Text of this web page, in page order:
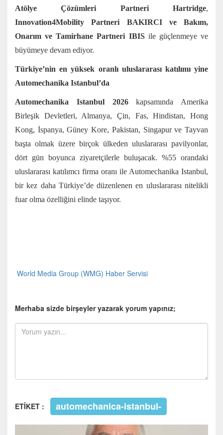
Atölye Çözümleri Partneri Hartridge,
Innovation4Mobility Partneri BAKIRCI ve Bakım,
Onarım ve Tamirhane Partneri IBISile güçlenmeye ve
büyümeye devam ediyor.
Türkiye’nin en yüksek oranlı uluslararası katılımı yine
Automechanika Istanbul’da
Automechanika Istanbul 2026kapsamında Amerika
Birleşik Devletleri, Almanya, Çin, Fas, Hindistan, Hong
Kong, İspanya, Güney Kore, Pakistan, Singapur ve Tayvan
başta olmak üzere birçok ülkeden uluslararası pavilyonlar,
dört gün boyunca ziyaretçilerle buluşacak. %55 orandaki
uluslararası katılımcı firma oranı ile Automechanika Istanbul,
bir kez daha Türkiye’de düzenlenen en uluslararası nitelikli
fuar olma özelliğini elinde taşıyor.
World Media Group (WMG) Haber Servisi
Merhaba sizde birşeyler yazarak yorum yapınız;
ETİKET : automechanica-istanbul-